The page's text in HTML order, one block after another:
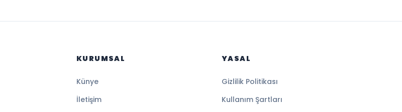
KURUMSAL
Künye
İletişim
YASAL
Gizlilik Politikası
Kullanım Şartları